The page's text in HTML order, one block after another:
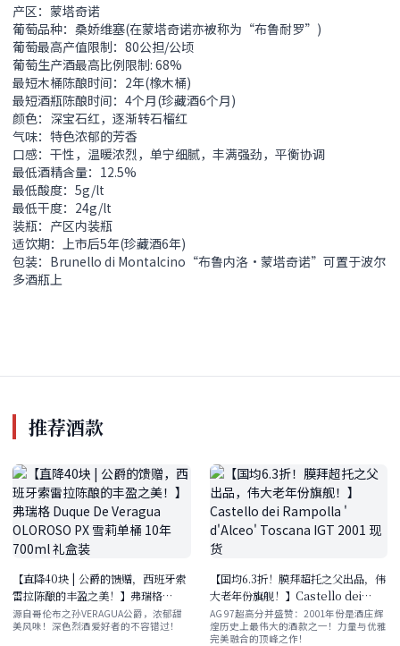
产区：蒙塔奇诺
葡萄品种：桑娇维塞(在蒙塔奇诺亦被称为“布鲁耐罗”)
葡萄最高产值限制：80公担/公顷
葡萄生产酒最高比例限制: 68%
最短木桶陈酿时间：2年(橡木桶)
最短酒瓶陈酿时间：4个月(珍藏酒6个月)
颜色：深宝石红，逐渐转石榴红
气味：特色浓郁的芳香
口感：干性，温暖浓烈，单宁细腻，丰满强劲，平衡协调
最低酒精含量：12.5%
最低酸度：5g/lt
最低干度：24g/lt
装瓶：产区内装瓶
适饮期：上市后5年(珍藏酒6年)
包装：Brunello di Montalcino“布鲁内洛•蒙塔奇诺”可置于波尔
多酒瓶上
推荐酒款
【直降40块 | 公爵的馈赠，西班牙索
雷拉陈酿的丰盈之美！】弗瑞格
Duque De Veragua OLOROSO
PX 雪莉单桶 10年 700ml 礼盒装
源自哥伦布之孙VERAGUA公爵，浓郁甜
美风味！深色烈酒爱好者的不容错过！
【国均6.3折！膜拜超托之父出品，伟
大老年份旗舰！】Castello dei
Rampolla ' d'Alceo' Toscana
IGT 2001 现货
AG 97超高分并盛赞：2001年份是酒庄辉
煌历史上最伟大的酒款之一！力量与优雅
完美融合的顶峰之作！